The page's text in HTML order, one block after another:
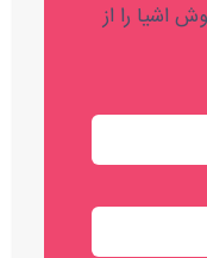
اشیا را از